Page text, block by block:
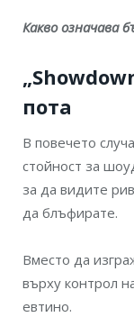
Какво означава
пота
В повечето
стойност за
за да видите
да блъфирате.
Вместо да
върху контрол
евтино.